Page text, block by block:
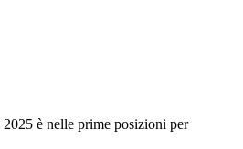
è nelle prime posizioni per